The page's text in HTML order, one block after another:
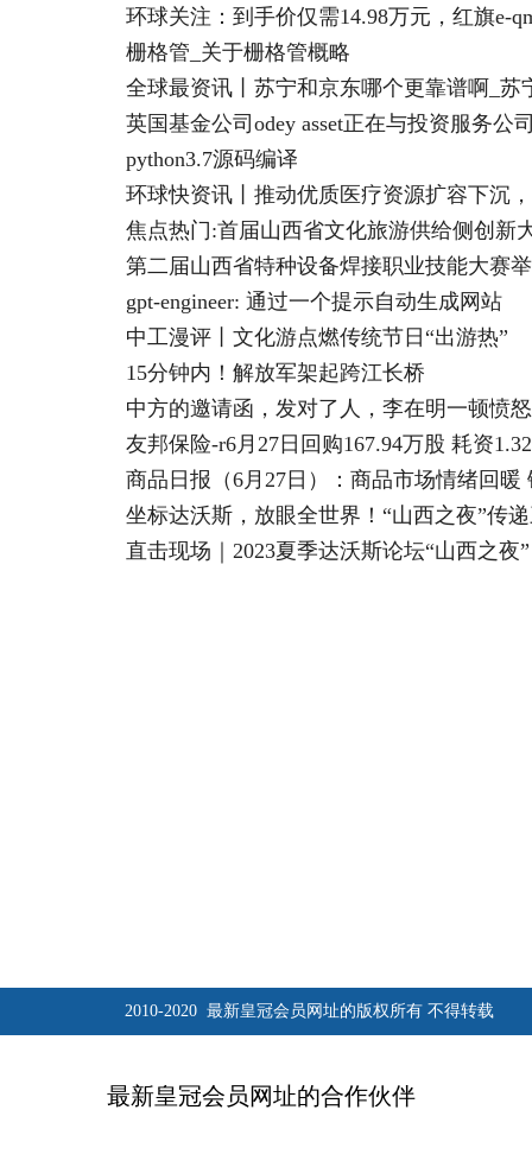
环球关注：到手价仅需14.98万元，红旗e-
栅格管_关于栅格管概略
全球最资讯丨苏宁和京东哪个更靠谱啊_苏
python3.7源码编译
环球快资讯丨推动优质医疗资源扩容下沉
焦点热门:首届山西省文化旅游供给侧创新
第二届山西省特种设备焊接职业技能大赛
gpt-engineer: 通过一个提示自动生成网站
中工漫评丨文化游点燃传统节日“出游热”
15分钟内！解放军架起跨江长桥
中方的邀请函，发对了人，李在明一顿愤
友邦保险-r6月27日回购167.94万股 耗资
商品日报（6月27日）：商品市场情绪回暖
坐标达沃斯，放眼全世界！“山西之夜”传
直击现场｜2023夏季达沃斯论坛“山西之夜
2010-2020 最新皇冠会员网址的版权所有 不得转载
最新皇冠会员网址的合作伙伴